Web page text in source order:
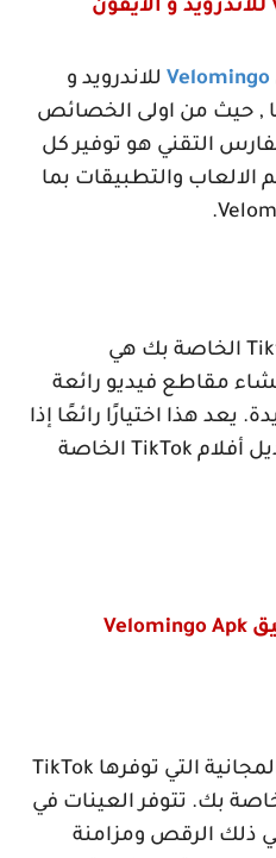
للاندرويد و الايفون
Velomingo للاندرويد و
, حيث من اولى الخصائص
التقني هو توفير كل
الالعاب والتطبيقات بما
.
الخاصة بك هي
مقاطع فيديو رائعة
يعد هذا اختيارًا رائعًا إذا
أفلام TikTok الخاصة
Velomingo Apk
التي توفرها TikTok
بك. تتوفر العينات في
ذلك الرقص ومزامنة